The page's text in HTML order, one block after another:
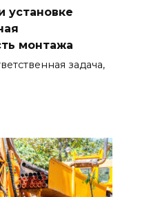
установке
монтажа
задача,